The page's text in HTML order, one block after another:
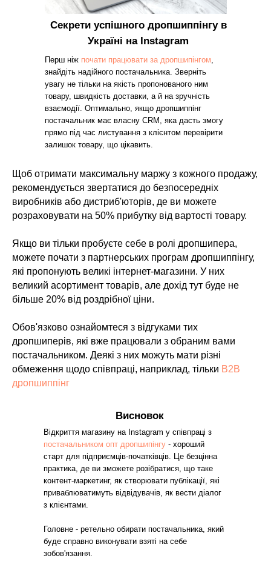
Перш ніж почати працювати за дропшипінгом,
знайдіть надійного постачальника. Зверніть
увагу не тільки на якість пропонованого ним
товару, швидкість доставки, а й на зручність
взаємодії. Оптимально, якщо дропшиппінг
постачальник має власну CRM, яка дасть змогу
прямо під час листування з клієнтом перевірити
залишок товару, що цікавить.
Секрети успішного дропшиппінгу в
Україні на Instagram
Щоб отримати максимальну маржу з кожного продажу,
рекомендується звертатися до безпосередніх
виробників або дистриб'юторів, де ви можете
розраховувати на 50% прибутку від вартості товару.
Якщо ви тільки пробуєте себе в ролі дропшипера,
можете почати з партнерських програм дропшиппінгу,
які пропонують великі інтернет-магазини. У них
великий асортимент товарів, але дохід тут буде не
більше 20% від роздрібної ціни.
Обов'язково ознайомтеся з відгуками тих
дропшиперів, які вже працювали з обраним вами
постачальником. Деякі з них можуть мати різні
обмеження щодо співпраці, наприклад, тільки B2B
дропшиппінг
Висновок
Відкриття магазину на Instagram у співпраці з
постачальником опт дропшипінгу - хороший
старт для підприємців-початківців. Це безцінна
практика, де ви зможете розібратися, що таке
контент-маркетинг, як створювати публікації, які
приваблюватимуть відвідувачів, як вести діалог
з клієнтами.
Головне - ретельно обирати постачальника, який
буде справно виконувати взяті на себе
зобов'язання.